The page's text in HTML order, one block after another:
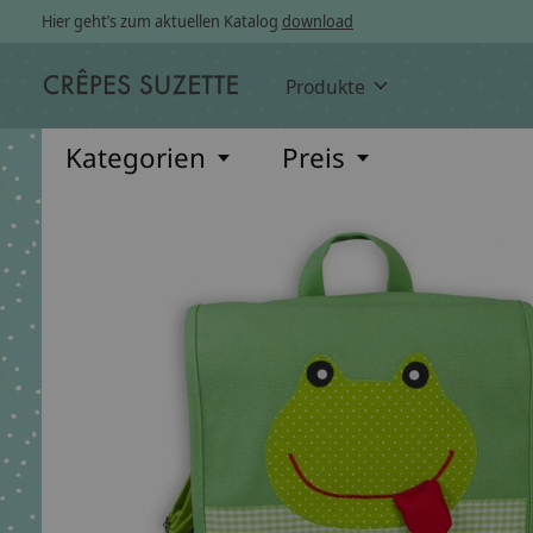
Hier geht’s zum aktuellen Katalog download
Produkte
Kategorien Preis